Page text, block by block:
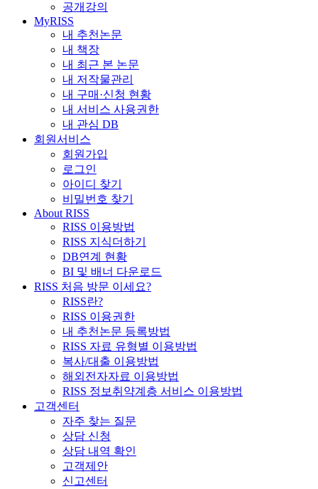
공개강의
MyRISS
내 추천논문
내 책장
내 최근 본 논문
내 저작물관리
내 구매·신청 현황
내 서비스 사용권한
내 관심 DB
회원서비스
회원가입
로그인
아이디 찾기
비밀번호 찾기
About RISS
RISS 이용방법
RISS 지식더하기
DB연계 현황
BI 및 배너 다운로드
RISS 처음 방문 이세요?
RISS란?
RISS 이용권한
내 추천논문 등록방법
RISS 자료 유형별 이용방법
복사/대출 이용방법
해외전자자료 이용방법
RISS 정보취약계층 서비스 이용방법
고객센터
자주 찾는 질문
상담 신청
상담 내역 확인
고객제안
신고센터